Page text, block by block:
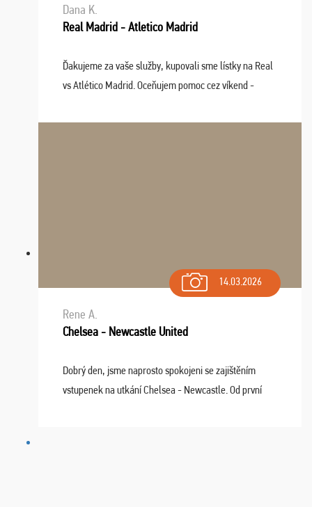
Dana K.
Real Madrid - Atletico Madrid
Ďakujeme za vaše služby, kupovali sme lístky na Real
vs Atlético Madrid. Oceňujem pomoc cez víkend -
spokojnosti. Sedenie bolo dobré, štadión Barnabéu ...
14.03.2026
Rene A.
Chelsea - Newcastle United
Dobrý den, jsme naprosto spokojeni se zajištěním
vstupenek na utkání Chelsea - Newcastle. Od první